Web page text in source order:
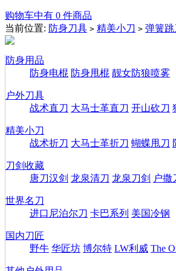
购物车中有 0 件商品
当前位置: 防身刀具 > 精美小刀 > 弹簧跳
防身用品
防身电棍 防身甩棍 靓女防狼喷雾
户外刀具
战术直刀 大马士革直刀 开山砍刀
精美小刀
战术折刀 大马士革折刀 蝴蝶甩刀
刀剑收藏
唐刀汉剑 龙泉清刀 龙泉刀剑 户撒
世界名刀
进口尼泊尔刀 卡巴系列 美国冷钢
国内刀匠
野牛 华匠坊 博尔特 LW利威 The